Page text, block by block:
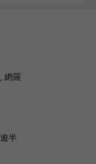
網羅
半